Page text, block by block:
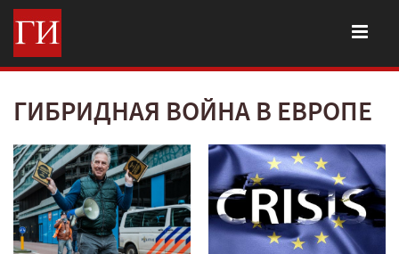
ГИБРИДНАЯ ВОЙНА В ЕВРОПЕ